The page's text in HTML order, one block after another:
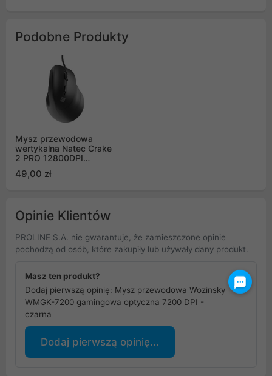
Podobne Produkty
Mysz przewodowa
wertykalna Natec Crake
2 PRO 12800DPI
(NMY-2272)
49,00 zł
Opinie Klientów
PROLINE S.A. nie gwarantuje, że zamieszczone opinie
pochodzą od osób, które zakupiły lub używały dany produkt.
Masz ten produkt?
Dodaj pierwszą opinię: Mysz przewodowa Wozinsky
WMGK-7200 gamingowa optyczna 7200 DPI -
czarna
Dodaj pierwszą opinię...